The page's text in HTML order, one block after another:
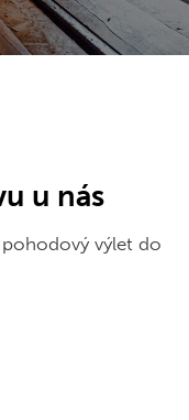
u nás
výlet do